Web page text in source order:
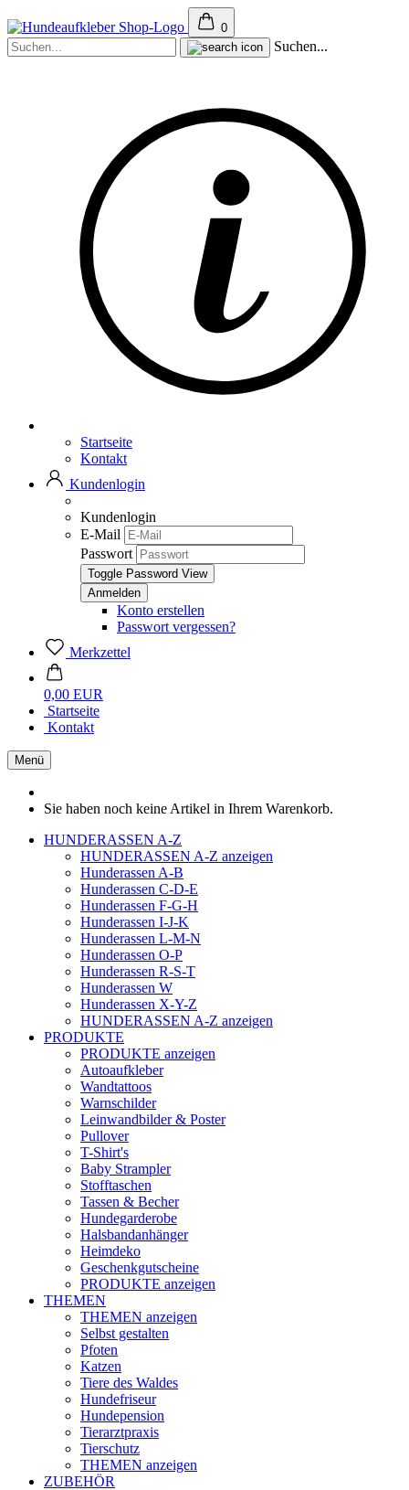
0
Suchen...
Startseite
Kontakt
Kundenlogin
Kundenlogin
E-Mail
Passwort
Toggle Password View
Konto erstellen
Passwort vergessen?
Merkzettel
0,00 EUR
Startseite
Kontakt
Menü
Sie haben noch keine Artikel in Ihrem Warenkorb.
HUNDERASSEN A-Z
HUNDERASSEN A-Z anzeigen
Hunderassen A-B
Hunderassen C-D-E
Hunderassen F-G-H
Hunderassen I-J-K
Hunderassen L-M-N
Hunderassen O-P
Hunderassen R-S-T
Hunderassen W
Hunderassen X-Y-Z
HUNDERASSEN A-Z anzeigen
PRODUKTE
PRODUKTE anzeigen
Autoaufkleber
Wandtattoos
Warnschilder
Leinwandbilder & Poster
Pullover
T-Shirt's
Baby Strampler
Stofftaschen
Tassen & Becher
Hundegarderobe
Halsbandanhänger
Heimdeko
Geschenkgutscheine
PRODUKTE anzeigen
THEMEN
THEMEN anzeigen
Selbst gestalten
Pfoten
Katzen
Tiere des Waldes
Hundefriseur
Hundepension
Tierarztpraxis
Tierschutz
THEMEN anzeigen
ZUBEHÖR